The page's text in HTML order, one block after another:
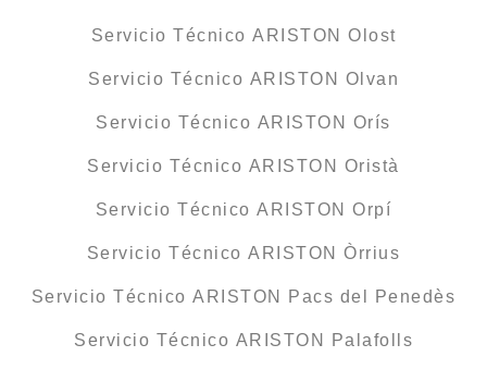
Servicio Técnico ARISTON Olost
Servicio Técnico ARISTON Olvan
Servicio Técnico ARISTON Orís
Servicio Técnico ARISTON Oristà
Servicio Técnico ARISTON Orpí
Servicio Técnico ARISTON Òrrius
Servicio Técnico ARISTON Pacs del Penedès
Servicio Técnico ARISTON Palafolls